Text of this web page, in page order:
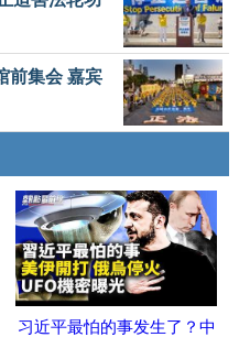
前集会 嘉宾
习近平最怕的事发生了？中